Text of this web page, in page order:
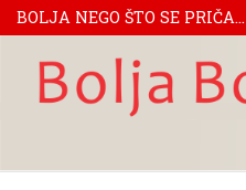
BOLJA NEGO ŠTO SE PRIČA...